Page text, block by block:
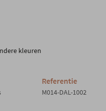
kleuren
Referentie
M014-DAL-1002